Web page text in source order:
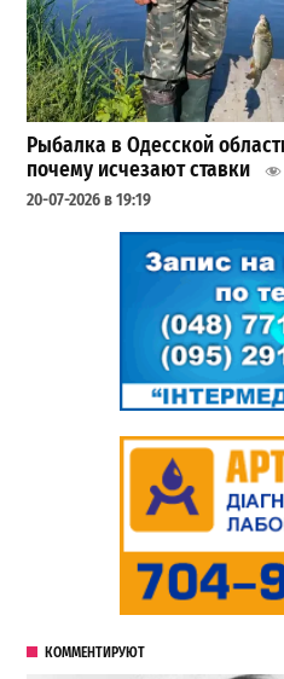
Рыбалка в Одесской
почему исчезают ставки
20-07-2026 в 19:19
КОММЕНТИРУЮТ